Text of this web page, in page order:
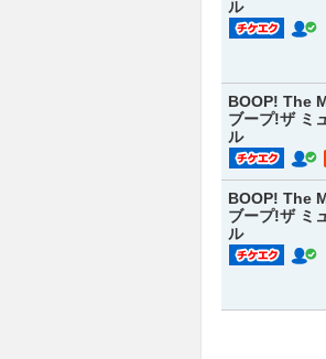
ル
BOOP! The
ブープ!ザ ミ
ル
BOOP! The
ブープ!ザ ミ
ル